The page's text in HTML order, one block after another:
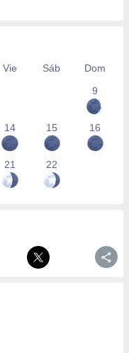
Vie Sáb
Dom
9
14 15 16
21 22